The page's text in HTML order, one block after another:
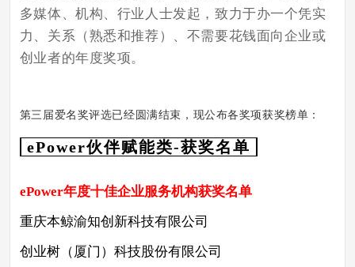
多媒体、机构、行业人士发起，致力于办一个凭实
力、关系（熟悉和推荐）、不需要花钱面向企业或
创业者的年度奖项。
第三届爱名奖评选已经圆满结束， 现公布各奖项获奖榜单：
ePower伙伴赋能类-获奖名单
ePower年度十佳企业服务机构获奖名单
重庆本鲸渝知创新科技有限公司
创业树（厦门）科技股份有限公司